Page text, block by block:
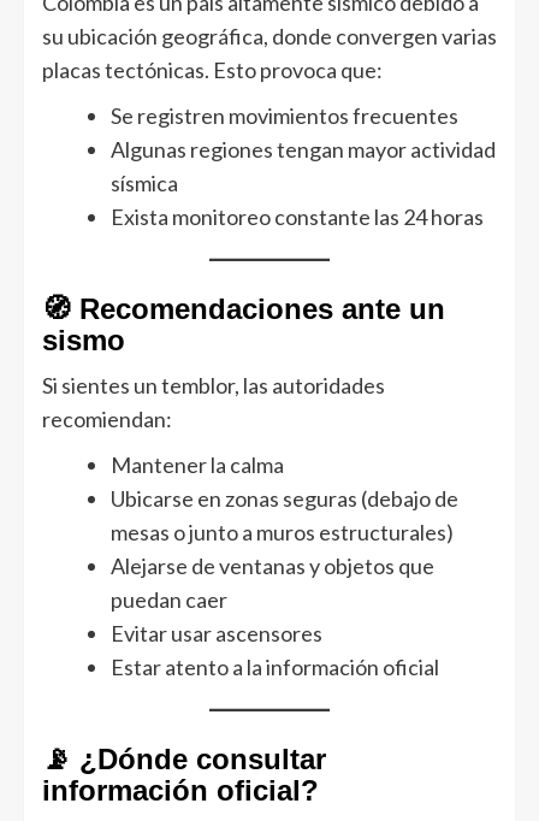
su ubicación geográfica, donde convergen varias
placas tectónicas. Esto provoca que:
Se registren movimientos frecuentes
Algunas regiones tengan mayor actividad
sísmica
Exista monitoreo constante las 24 horas
🧭 Recomendaciones ante un
sismo
Si sientes un temblor, las autoridades
recomiendan:
Mantener la calma
Ubicarse en zonas seguras (debajo de
mesas o junto a muros estructurales)
Alejarse de ventanas y objetos que
puedan caer
Evitar usar ascensores
Estar atento a la información oficial
📡 ¿Dónde consultar
información oficial?